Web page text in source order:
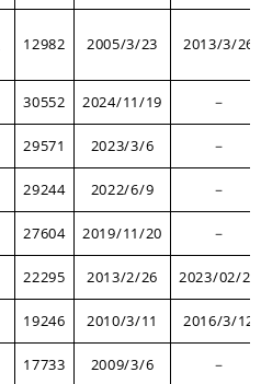
12982 2005/3/23 2013/3/26
30552 2024/11/19​ －
29571 2023/3/6 －
29244 2022/6/9 －
27604 2019/11/20 －
22295 2013/2/26 2023/02/28
19246 2010/3/11 2016/3/12
17733 2009/3/6 －